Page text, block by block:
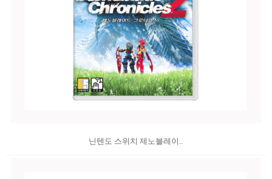
닌텐도 스위치 제노블레이..